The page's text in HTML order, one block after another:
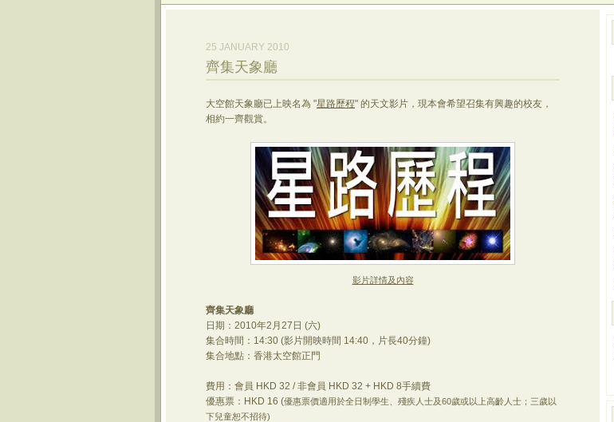
25 JANUARY 2010
齊集天象廳
大空館天象廳已上映名為 "星路歷程" 的天文影片，現本會希望召集有興趣的校友，
相約一齊觀賞。
影片詳情及內容
齊集天象廳
日期：2010年2月27日 (六)
集合時間：14:30 (影片開映時間 14:40，片長40分鐘)
集合地點：香港太空館正門
費用：會員 HKD 32 / 非會員 HKD 32 + HKD 8手續費
優惠票：HKD 16 (優惠票價適用於全日制學生、殘疾人士及60歲或以上高齡人士；三歲以
下兒童恕不招待)